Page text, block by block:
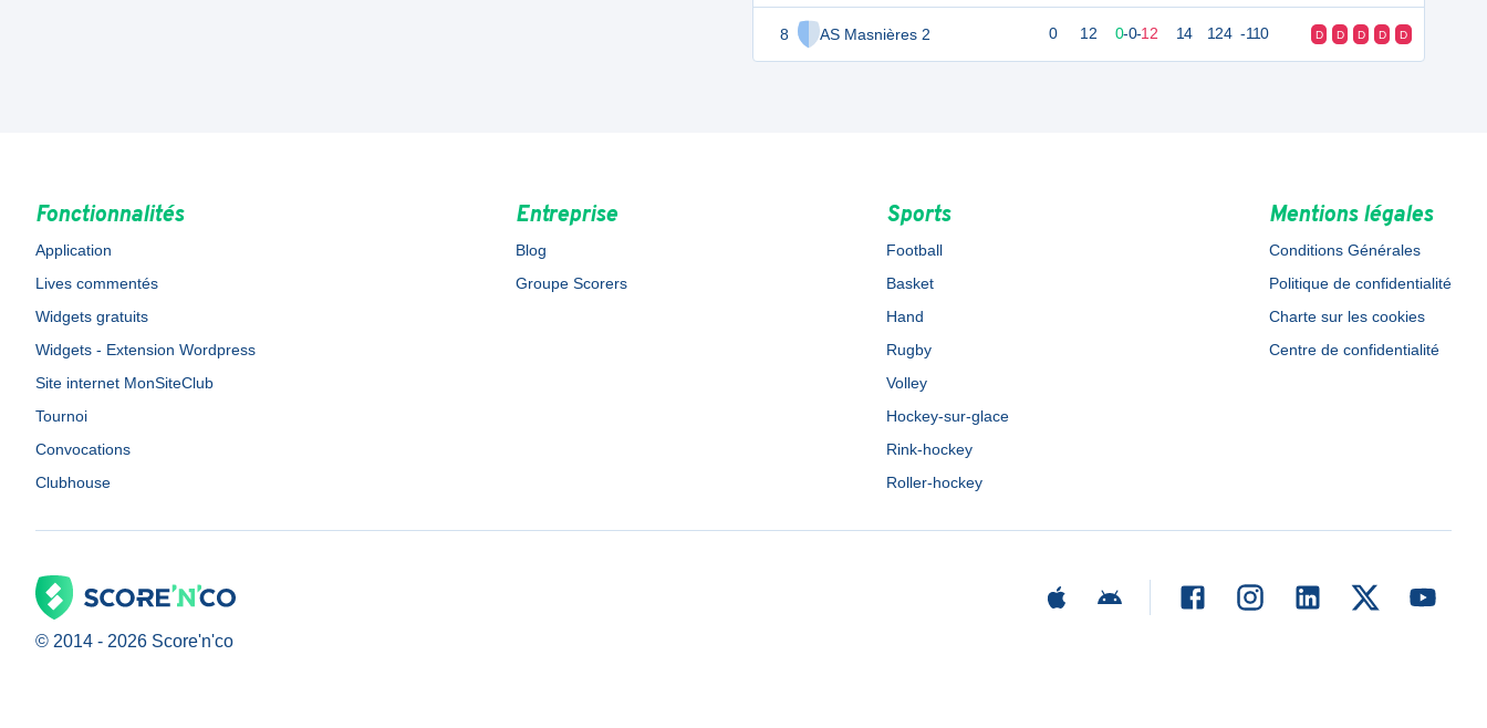
8 AS Masnières 2 0 12 0-0-12 14 124 -110 D D D D D
Fonctionnalités
Application
Lives commentés
Widgets gratuits
Widgets - Extension Wordpress
Site internet MonSiteClub
Tournoi
Convocations
Clubhouse
Entreprise
Blog
Groupe Scorers
Sports
Football
Basket
Hand
Rugby
Volley
Hockey-sur-glace
Rink-hockey
Roller-hockey
Mentions légales
Conditions Générales
Politique de confidentialité
Charte sur les cookies
Centre de confidentialité
© 2014 - 2026 Score'n'co